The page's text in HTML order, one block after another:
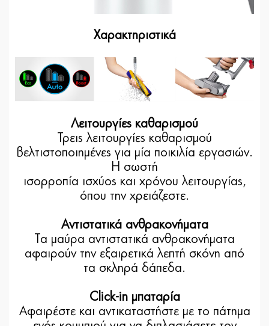
Χαρακτηριστικά
Λειτουργίες καθαρισμού
Τρεις λειτουργίες καθαρισμού
βελτιστοποιημένες για μία ποικιλία εργασιών.
Η σωστή
ισορροπία ισχύος και χρόνου λειτουργίας,
όπου την χρειάζεστε.
Αντιστατικά ανθρακονήματα
Τα μαύρα αντιστατικά ανθρακονήματα
αφαιρούν την εξαιρετικά λεπτή σκόνη από
τα σκληρά δάπεδα.
Click-in μπαταρία
Αφαιρέστε και αντικαταστήστε με το πάτημα